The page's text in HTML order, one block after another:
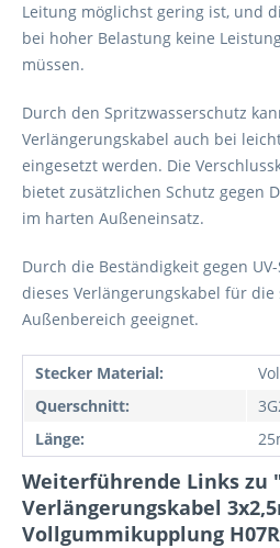
Leitung möglichst gering ist, und
bei hoher Belastung keine
müssen.
Durch den Spritzwasserschutz
Verlängerungskabel auch bei
eingesetzt werden. Die
bietet zusätzlichen Schutz gegen
im harten Außeneinsatz.
Durch die Beständigkeit gegen
dieses Verlängerungskabel für
Außenbereich geeignet.
Stecker Material:
Querschnitt:
Länge:
Weiterführende Links zu
Verlängerungskabel
Vollgummikupplung